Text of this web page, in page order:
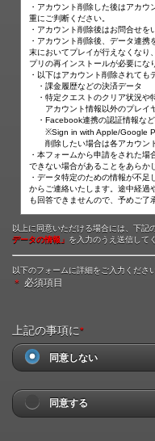
・アカウント削除した後はアカ
重にご判断ください。
・アカウント削除後はお問合せを
・アカウント削除後、データ連
末においてプレイが行えなくなり
プリの再インストールが必要にな
・以下はアカウント削除されても
・課金履歴などの決済データ
・特定クエストのクリア状況や
アカウント情報以外のプレイ
・Facebook連携の認証情報な
※Sign in with Apple/Google
削除したい場合は各アカウント
・本フォームから申請をされた
できない場合があることをあらか
・データ特定のための情報が不
からご連絡いたします。途中経過
も回答できませんので、予めご了
以上に同意いただける場合には、下記
データの情報」 を入力のうえ送信して
以下のフォームに詳細をご入力ください
＊ 必須項目
上記の事項に*
同意しない
同意する